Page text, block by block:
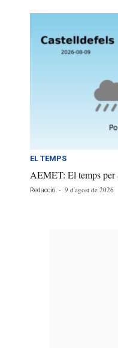
EL TEMPS
AEMET: El temps per
Redacció - 9 d'agost de 2026